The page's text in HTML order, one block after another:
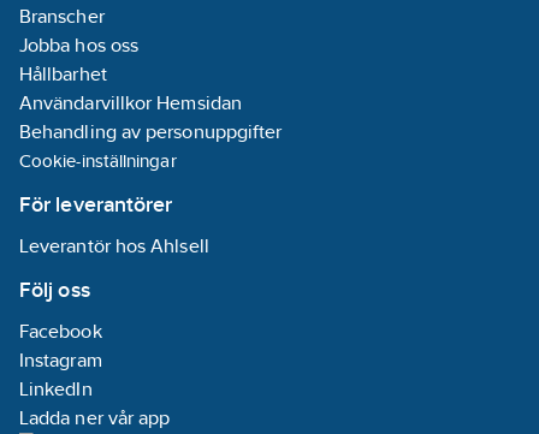
Branscher
Jobba hos oss
Hållbarhet
Användarvillkor Hemsidan
Behandling av personuppgifter
Cookie-inställningar
För leverantörer
Leverantör hos Ahlsell
Följ oss
Facebook
Instagram
LinkedIn
Ladda ner vår app